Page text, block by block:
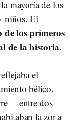
mayoría de los
niños. El
de los primeros
de la historia.
el
bélico,
entre dos
la zona